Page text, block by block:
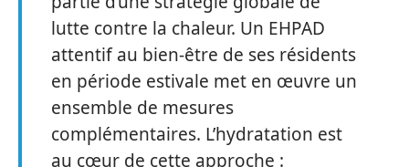
lutte contre la chaleur. Un EHPAD
attentif au bien-être de ses résidents
en période estivale met en œuvre un
ensemble de mesures
complémentaires. L’hydratation est
au cœur de cette approche :